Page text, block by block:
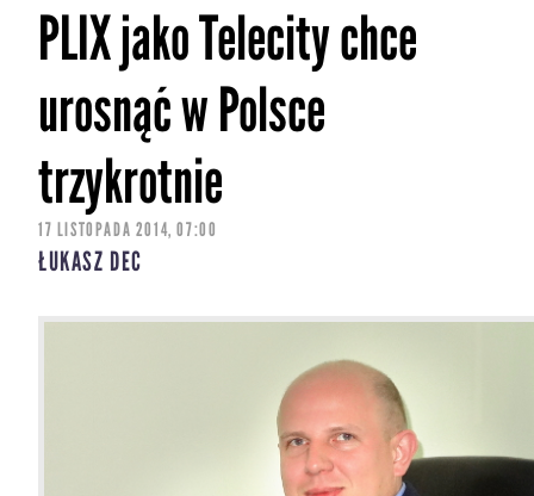
PLIX jako Telecity chce
urosnąć w Polsce
trzykrotnie
17 LISTOPADA 2014, 07:00
ŁUKASZ DEC